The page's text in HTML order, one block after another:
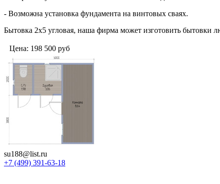
- Возможна установка фундамента на винтовых сваях.
Бытовка 2х5 угловая, наша фирма может изготовить бытовки
Цена: 198 500 руб
su188@list.ru
+7 (499) 391-63-18